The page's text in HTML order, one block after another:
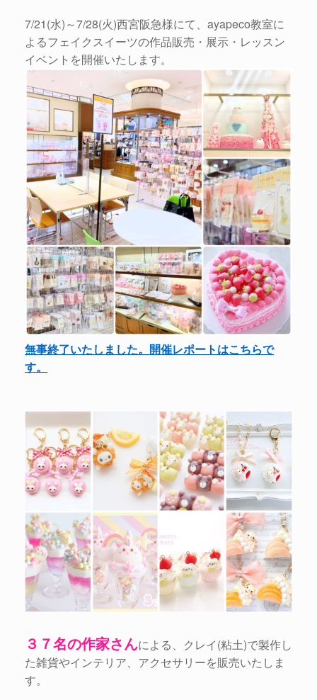
7/21(水)～7/28(火)西宮阪急様にて、ayapeco教室に
よるフェイクスイーツの作品販売・展示・レッスン
イベントを開催いたします。
無事終了いたしました。開催レポートはこちらで
す。
３７名の作家さんによる、クレイ(粘土)で製作し
た雑貨やインテリア、アクセサリーを販売いたしま
す。